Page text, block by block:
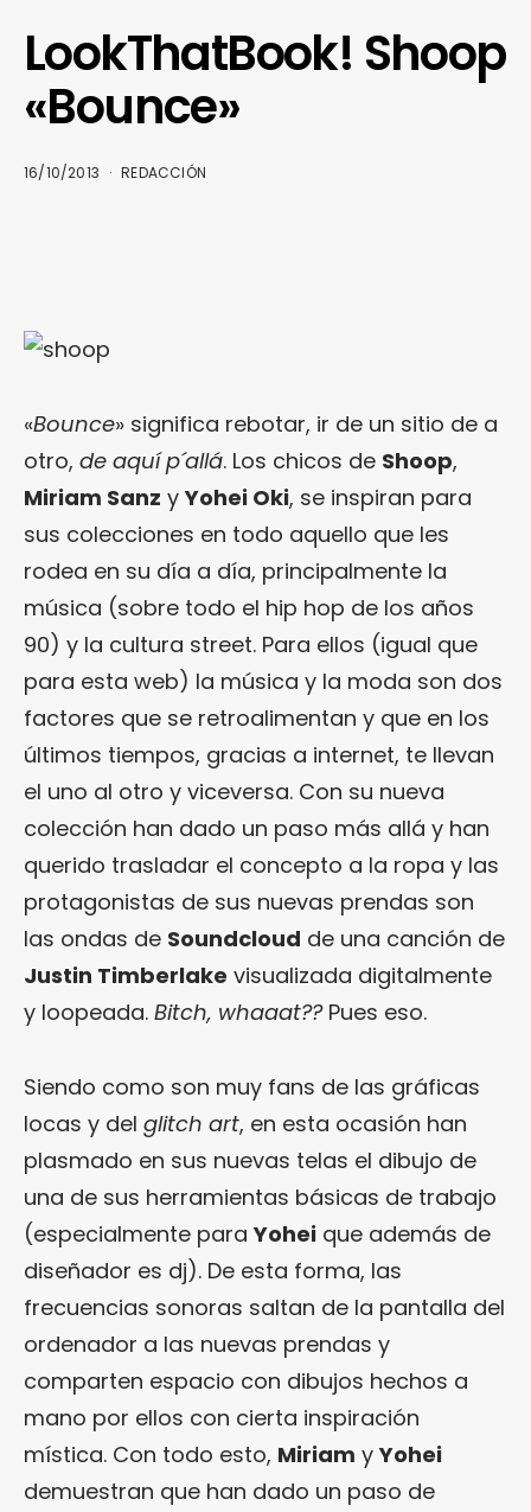
LookThatBook! Shoop
«Bounce»
16/10/2013 REDACCIÓN
«Bounce» significa rebotar, ir de un sitio de a
otro, de aquí p´allá. Los chicos de Shoop,
Miriam Sanz yYohei Oki, se inspiran para
sus colecciones en todo aquello que les
rodea en su día a día, principalmente la
música (sobre todo el hip hop de los años
90) y la cultura street. Para ellos (igual que
para esta web) la música y la moda son dos
factores que se retroalimentan y que en los
últimos tiempos, gracias a internet, te llevan
el uno al otro y viceversa. Con su nueva
colección han dado un paso más allá y han
querido trasladar el concepto a la ropa y las
protagonistas de sus nuevas prendas son
las ondas de Soundcloud de una canción de
Justin Timberlake visualizada digitalmente
y loopeada. Bitch, whaaat?? Pues eso.
Siendo como son muy fans de las gráficas
locas y del glitch art, en esta ocasión han
plasmado en sus nuevas telas el dibujo de
una de sus herramientas básicas de trabajo
(especialmente paraYohei que además de
diseñador es dj). De esta forma, las
frecuencias sonoras saltan de la pantalla del
ordenador a las nuevas prendas y
comparten espacio con dibujos hechos a
mano por ellos con cierta inspiración
mística. Con todo esto, Miriam yYohei
demuestran que han dado un paso de